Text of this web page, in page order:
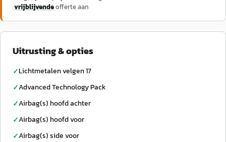
vrijblijvendeofferte aan
Uitrusting & opties
✓Lichtmetalen velgen 17
✓Advanced Technology Pack
✓Airbag(s) hoofd achter
✓Airbag(s) hoofd voor
✓Airbag(s) side voor